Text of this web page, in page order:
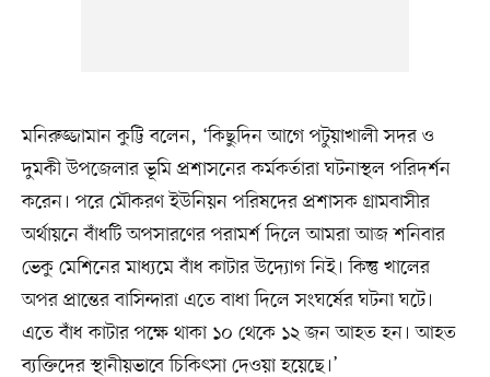
মনিরুজ্জামান কুট্টি বলেন, ‘কিছুদিন আগে পটুয়াখালী সদর ও
দুমকী উপজেলার ভূমি প্রশাসনের কর্মকর্তারা ঘটনাস্থল পরিদর্শন
করেন। পরে মৌকরণ ইউনিয়ন পরিষদের প্রশাসক গ্রামবাসীর
অর্থায়নে বাঁধটি অপসারণের পরামর্শ দিলে আমরা আজ শনিবার
ভেকু মেশিনের মাধ্যমে বাঁধ কাটার উদ্যোগ নিই। কিন্তু খালের
অপর প্রান্তের বাসিন্দারা এতে বাধা দিলে সংঘর্ষের ঘটনা ঘটে।
এতে বাঁধ কাটার পক্ষে থাকা ১০ থেকে ১২ জন আহত হন। আহত
ব্যক্তিদের স্থানীয়ভাবে চিকিৎসা দেওয়া হয়েছে।’